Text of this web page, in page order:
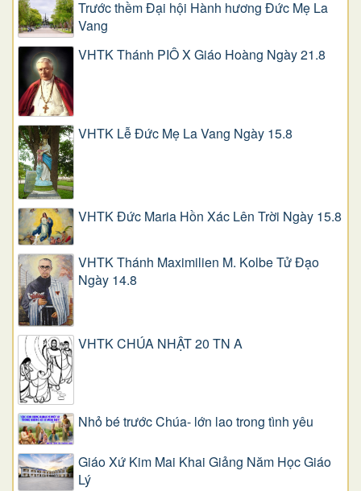
Trước thềm Đại hội Hành hương Đức Mẹ La
Vang
VHTK Thánh PIÔ X Giáo Hoàng Ngày 21.8
VHTK Lễ Đức Mẹ La Vang Ngày 15.8
VHTK Đức Maria Hồn Xác Lên Trời Ngày 15.8
VHTK Thánh Maximilien M. Kolbe Tử Đạo
Ngày 14.8
VHTK CHÚA NHẬT 20 TN A
Nhỏ bé trước Chúa- lớn lao trong tình yêu
Giáo Xứ Kim Mai Khai Giảng Năm Học Giáo
Lý